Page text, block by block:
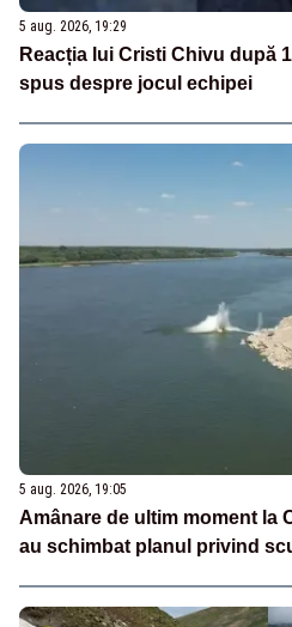
5 aug. 2026, 19:29
Reacția lui Cristi Chivu după
spus despre jocul echipei
5 aug. 2026, 19:05
Amânare de ultim moment la
au schimbat planul privind